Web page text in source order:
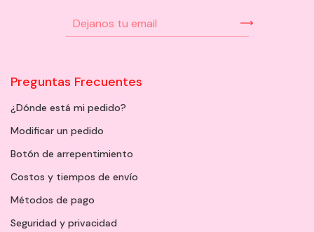
Preguntas Frecuentes
¿Dónde está mi pedido?
Modificar un pedido
Botón de arrepentimiento
Costos y tiempos de envío
Métodos de pago
Seguridad y privacidad